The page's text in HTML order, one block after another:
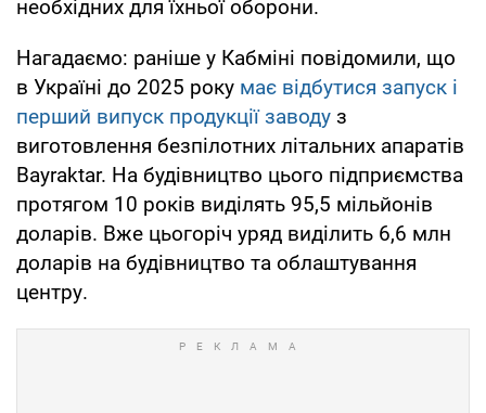
необхідних для їхньої оборони.
Нагадаємо: раніше у Кабміні повідомили, що
в Україні до 2025 року має відбутися запуск і
перший випуск продукції заводу з
виготовлення безпілотних літальних апаратів
Bayraktar. На будівництво цього підприємства
протягом 10 років виділять 95,5 мільйонів
доларів. Вже цьогоріч уряд виділить 6,6 млн
доларів на будівництво та облаштування
центру.